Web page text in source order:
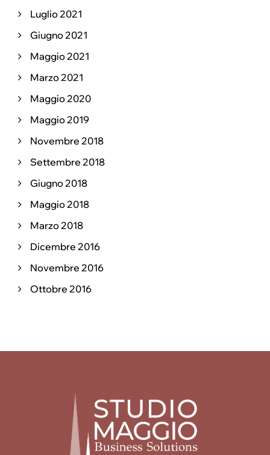
Luglio 2021
Giugno 2021
Maggio 2021
Marzo 2021
Maggio 2020
Maggio 2019
Novembre 2018
Settembre 2018
Giugno 2018
Maggio 2018
Marzo 2018
Dicembre 2016
Novembre 2016
Ottobre 2016